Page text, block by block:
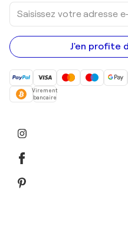
Saisissez
votre
adresse
e-
mail
J'en profite
Virement
bancaire